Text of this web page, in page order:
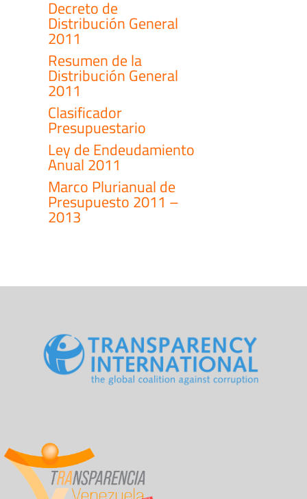
Decreto de
Distribución General
2011
Resumen de la
Distribución General
2011
Clasificador
Presupuestario
Ley de Endeudamiento
Anual 2011
Marco Plurianual de
Presupuesto 2011 –
2013